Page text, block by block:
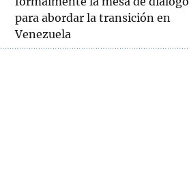
para abordar la transición en
Venezuela